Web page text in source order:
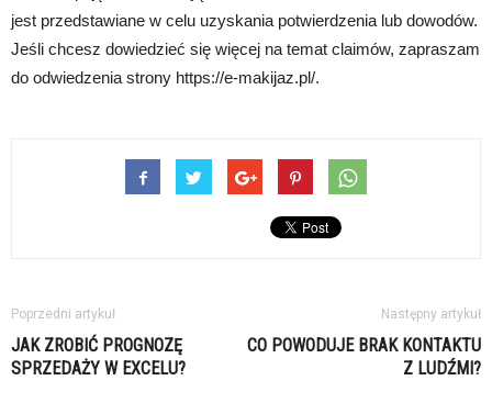
jest przedstawiane w celu uzyskania potwierdzenia lub dowodów.
Jeśli chcesz dowiedzieć się więcej na temat claimów, zapraszam
do odwiedzenia strony https://e-makijaz.pl/.
Poprzedni artykuł
JAK ZROBIĆ PROGNOZĘ
SPRZEDAŻY W EXCELU?
Następny artykuł
CO POWODUJE BRAK KONTAKTU
Z LUDŹMI?